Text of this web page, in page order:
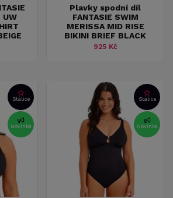
UW
Plavky spodní díl
FANTASIE SWIM
MERISSA MID RISE
BIKINI BRIEF BLACK
925 Kč
Stálice
Novinka
Stálice
Novinka